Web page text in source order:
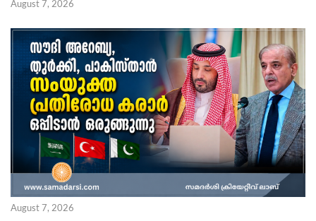
August 7, 2026
August 7, 2026